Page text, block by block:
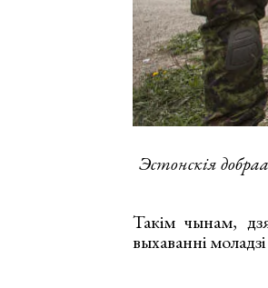
Эстонскія
Такім чынам,
выхаванні